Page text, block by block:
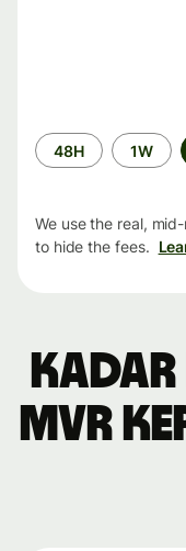
Time
period
48H 1W
We use the real,
to hide the fees.
MVR